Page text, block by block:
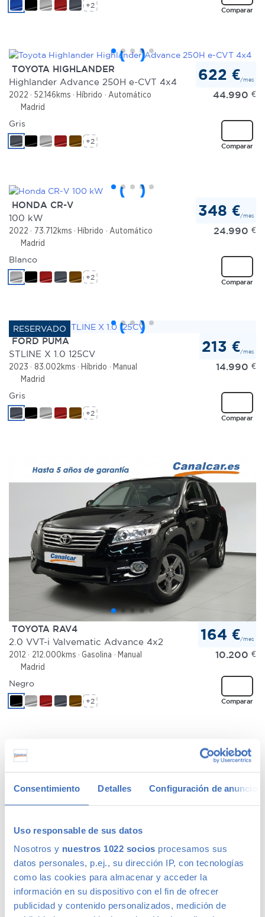
Consentimiento Detalles Configuración de anuncios
Uso responsable de sus datos
Nosotros y nuestros 1022 socios procesamos sus
datos personales, p.ej., su dirección IP, con tecnologías
como las cookies para almacenar y acceder la
información en su dispositivo con el fin de ofrecer
publicidad y contenido personalizados, medición de
Comparar
+2
TOYOTA HIGHLANDER
Highlander Advance 250H e-CVT 4x4
2022 52.146kms Híbrido
Automático
Madrid
622 €/mes
44.990 €
Comparar
Gris
+2
HONDA CR-V
100 kW
2022 73.712kms Híbrido
Automático
Madrid
348 €/mes
24.990 €
Comparar
Blanco
+2
FORD PUMA
STLINE X 1.0 125CV
2023 83.002kms Híbrido
Manual
Madrid
213 €/mes
14.990 €
Comparar
Gris
+2
TOYOTA RAV4
2.0 VVT-i Valvematic Advance 4x2
2012 212.000kms Gasolina
Manual
Madrid
164 €/mes
10.200 €
Comparar
Negro
+2
MAZDA MAZDA3
2009 199.489kms Diésel
Manual
Madrid
91 €
5290
JEEP RENEGADE